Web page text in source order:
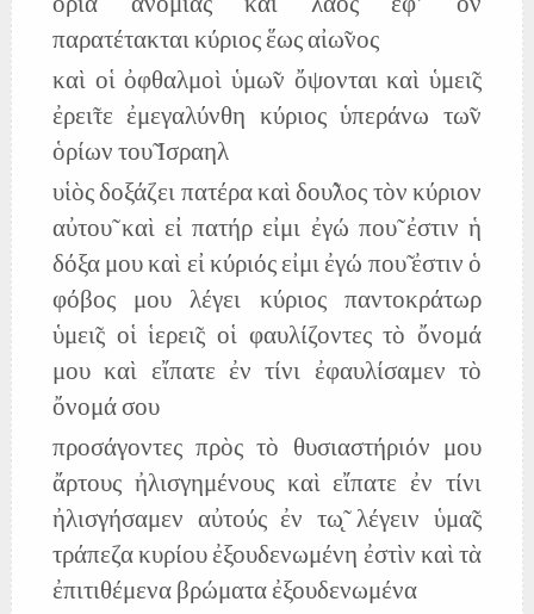
παρατέτακται κύριος ἕως αἰω̃νος
καὶ οἱ ὀφθαλμοὶ ὑμω̃ν ὄψονται καὶ ὑμει̃ς
ἐρει̃τε ἐμεγαλύνθη κύριος ὑπεράνω τω̃ν
ὁρίων του̃ Ισραηλ
υἱὸς δοξάζει πατέρα καὶ δου̃λος τὸν κύριον
αὐτου̃ καὶ εἰ πατήρ εἰμι ἐγώ που̃ ἐστιν ἡ
δόξα μου καὶ εἰ κύριός εἰμι ἐγώ που̃ ἐστιν ὁ
φόβος μου λέγει κύριος παντοκράτωρ
ὑμει̃ς οἱ ἱερει̃ς οἱ φαυλίζοντες τὸ ὄνομά
μου καὶ εἴπατε ἐν τίνι ἐφαυλίσαμεν τὸ
ὄνομά σου
προσάγοντες πρὸς τὸ θυσιαστήριόν μου
ἄρτους ἠλισγημένους καὶ εἴπατε ἐν τίνι
ἠλισγήσαμεν αὐτούς ἐν τω̨̃ λέγειν ὑμα̃ς
τράπεζα κυρίου ἐξουδενωμένη ἐστὶν καὶ τὰ
ἐπιτιθέμενα βρώματα ἐξουδενωμένα